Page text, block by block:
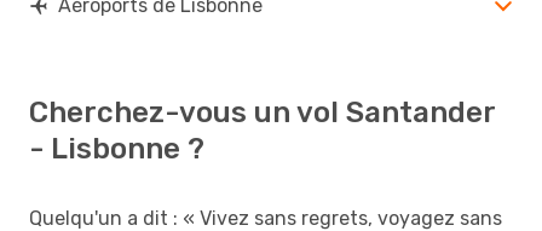
Aéroports de Lisbonne
Cherchez-vous un vol Santander
- Lisbonne ?
Quelqu'un a dit : « Vivez sans regrets, voyagez sans